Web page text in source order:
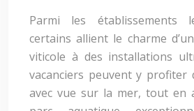
Parmi les établissements
certains allient le charme
viticole à des installations
vacanciers peuvent y profiter
avec vue sur la mer, tout en